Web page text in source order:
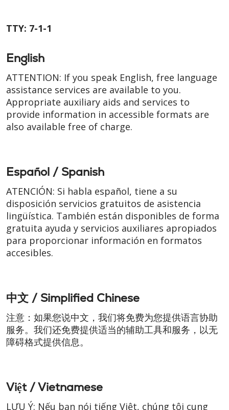
TTY: 7-1-1
English
ATTENTION: If you speak English, free language
assistance services are available to you.
Appropriate auxiliary aids and services to
provide information in accessible formats are
also available free of charge.
Español / Spanish
ATENCIÓN: Si habla español, tiene a su
disposición servicios gratuitos de asistencia
lingüística. También están disponibles de forma
gratuita ayuda y servicios auxiliares apropiados
para proporcionar información en formatos
accesibles.
中文 / Simplified Chinese
注意：如果您说中文，我们将免费为您提供语言协助
服务。我们还免费提供适当的辅助工具和服务，以无
障碍格式提供信息。
Việt / Vietnamese
LƯU Ý: Nếu bạn nói tiếng Việt, chúng tôi cung